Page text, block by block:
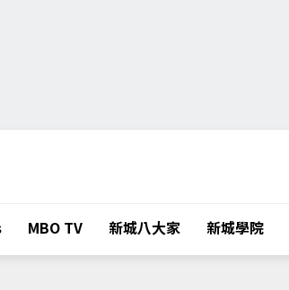
MBO TV 新城八大家 新城學院